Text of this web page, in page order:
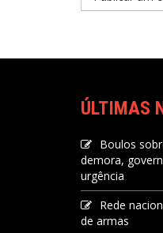
ÚLTIMAS
Boulos
demora,
urgência
Rede
de armas